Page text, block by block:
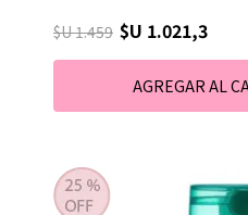
$U 1.459 $U 1.021,3